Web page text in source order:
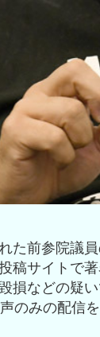
た前参院議
稿サイトで
損などの疑
のみの配信